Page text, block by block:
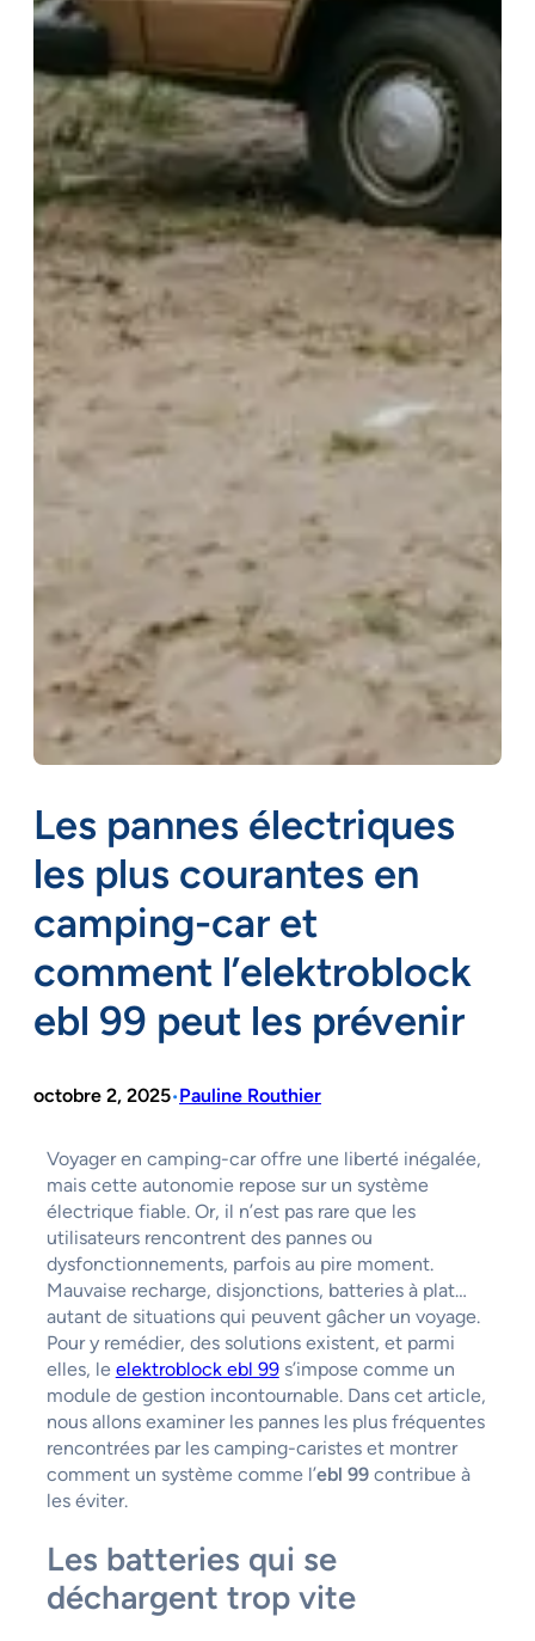
Les pannes électriques
les plus courantes en
camping-car et
comment l’elektroblock
ebl 99 peut les prévenir
octobre 2, 2025•Pauline Routhier
Voyager en camping-car offre une liberté inégalée,
mais cette autonomie repose sur un système
électrique fiable. Or, il n’est pas rare que les
utilisateurs rencontrent des pannes ou
dysfonctionnements, parfois au pire moment.
Mauvaise recharge, disjonctions, batteries à plat…
autant de situations qui peuvent gâcher un voyage.
Pour y remédier, des solutions existent, et parmi
elles, le elektroblock ebl 99s’impose comme un
module de gestion incontournable. Dans cet article,
nous allons examiner les pannes les plus fréquentes
rencontrées par les camping-caristes et montrer
comment un système comme l’ebl 99contribue à
les éviter.
Les batteries qui se
déchargent trop vite